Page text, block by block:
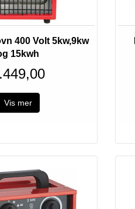
400 Volt 5kw,9kw
15kwh
Vis mer